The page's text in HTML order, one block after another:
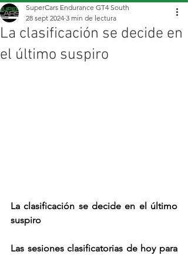
La clasificación se decide en
el último suspiro
SuperCars Endurance GT4 South
28 sept 2024 3 min de lectura
La clasificación se decide en el último
suspiro
Las sesiones clasificatorias de hoy para